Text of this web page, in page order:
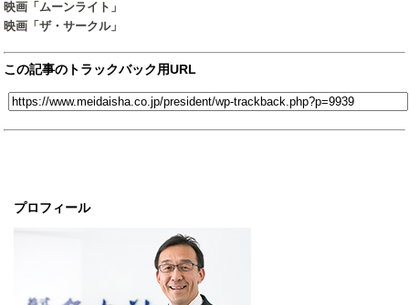
プロフィール
映画「ムーンライト」
映画「ザ・サークル」
この記事のトラックバック用URL